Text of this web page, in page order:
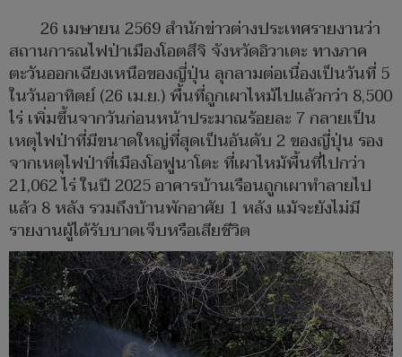
26 เมษายน 2569 สำนักข่าวต่างประเทศรายงานว่า
สถานการณไฟป่าเมืองโอตสึจิ จังหวัดอิวาเตะ ทางภาค
ตะวันออกเฉียงเหนือของญี่ปุ่น ลุกลามต่อเนื่องเป็นวันที่ 5
ในวันอาทิตย์ (26 เม.ย.) พื้นที่ถูกเผาไหม้ไปแล้วกว่า 8,500
ไร่ เพิ่มขึ้นจากวันก่อนหน้าประมาณร้อยละ 7 กลายเป็น
เหตุไฟป่าที่มีขนาดใหญ่ที่สุดเป็นอันดับ 2 ของญี่ปุ่น รอง
จากเหตุไฟป่าที่เมืองโอฟูนาโตะ ที่เผาไหม้พื้นที่ไปกว่า
21,062 ไร่ ในปี 2025 อาคารบ้านเรือนถูกเผาทำลายไป
แล้ว 8 หลัง รวมถึงบ้านพักอาศัย 1 หลัง แม้จะยังไม่มี
รายงานผู้ได้รับบาดเจ็บหรือเสียชีวิต